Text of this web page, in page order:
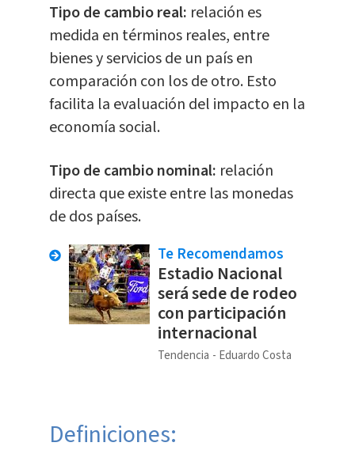
Tipo de cambio real: relación es
medida en términos reales, entre
bienes y servicios de un país en
comparación con los de otro. Esto
facilita la evaluación del impacto en la
economía social.
Tipo de cambio nominal: relación
directa que existe entre las monedas
de dos países.
Te Recomendamos
Estadio Nacional
será sede de rodeo
con participación
internacional
Tendencia Eduardo Costa
Definiciones: